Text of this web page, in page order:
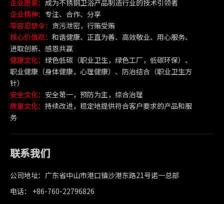
企业愿景： 成为不锈钢卫浴产品制造行业的技术引领者
企业精神： 专注、合作、分享
零容忍禁令： 贪污泄密，行贿受贿
核心价值观： 和谐健康、正直为善、高效敬业、用心服务、
进取创新、感恩共赢
健康文化： 绿色低碳（职业卫生，绿色工厂，低碳环保）、
职业健康（身体健康，心理健康）、防治结合（职业卫生方
针）
安全文化： 安全第一，预防为主，综合治理
质量文化： 持续改进，稳定地提供符合客户要求的产品和服
务
联系我们
公司地址：广东省中山市港口镇沙港东路21号诺一总部
电话： +86-760-22796826